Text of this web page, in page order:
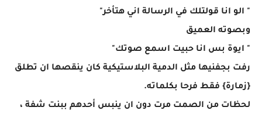
" الو انا قولتلك في الرسالة اني هتأخر"
وبصوته العميق
" ايوة بس انا حبيت اسمع صوتك"
رفت بجفنيها مثل الدمية البلاستيكية كان ينقصها ان تطلق
{زمارة} فقط فرحا بكلماته.
لحظات من الصمت مرت دون ان ينبس أحدهم ببنت شفة ،